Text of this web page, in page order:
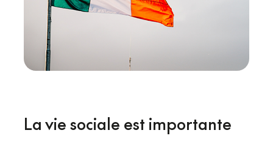
La vie sociale est importante